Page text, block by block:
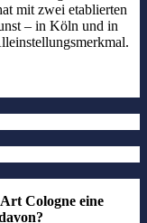
mit zwei etablierten
– in Köln und in
Cologne eine